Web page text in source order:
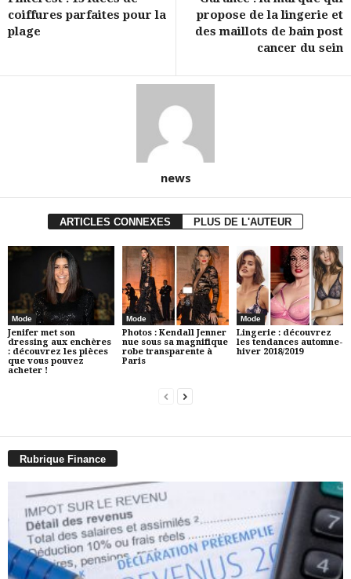
coiffures parfaites pour la
plage
propose de la lingerie et
des maillots de bain post
cancer du sein
news
ARTICLES CONNEXES PLUS DE L'AUTEUR
Mode
Jenifer met son
dressing aux enchères
: découvrez les pièces
que vous pouvez
acheter !
Mode
Photos : Kendall Jenner
nue sous sa magnifique
robe transparente à
Paris
Mode
Lingerie : découvrez
les tendances automne-
hiver 2018/2019
Rubrique Finance